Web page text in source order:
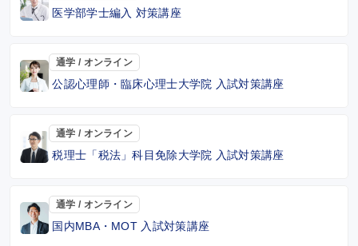
医学部学士編入 対策講座
通学 / オンライン
公認心理師・臨床心理士大学院 入試対策講座
通学 / オンライン
税理士「税法」科目免除大学院 入試対策講座
通学 / オンライン
国内MBA・MOT 入試対策講座